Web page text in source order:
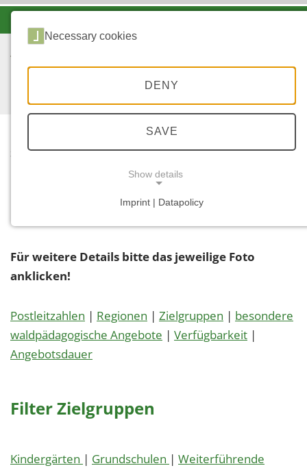
START ...
Für weitere Details bitte das jeweilige Foto
anklicken!
Postleitzahlen | Regionen | Zielgruppen | besondere
waldpädagogische Angebote | Verfügbarkeit |
Angebotsdauer
Filter Zielgruppen
Kindergärten | Grundschulen | Weiterführende
Necessary cookies
DENY
SAVE
Show details
Imprint | Datapolicy